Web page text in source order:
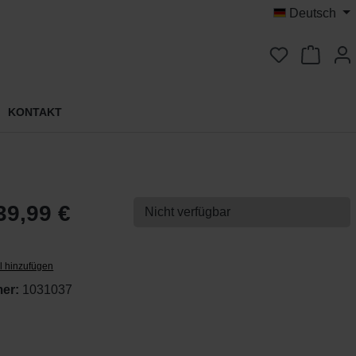
Deutsch
Du hast 0
KONTAKT
€ Nicht verfügbar
hinzufügen
1031037